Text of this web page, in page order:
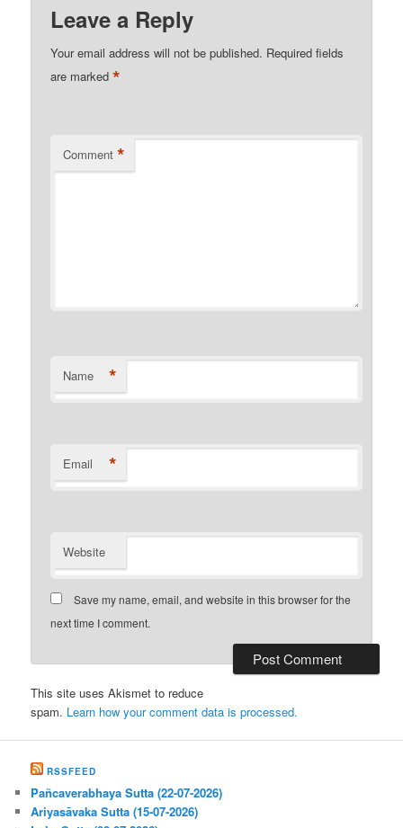
Leave a Reply
Your email address will not be published. Required fields
are marked*
Comment *
Name *
Email *
Website
Save my name, email, and website in this browser for the
next time I comment.
This site uses Akismet to reduce
spam. Learn how your comment data is processed.
RSSFEED
Pañcaverabhaya Sutta (22-07-2026)
Ariyasāvaka Sutta (15-07-2026)